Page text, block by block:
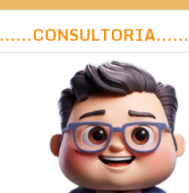
......CONSULTORIA......